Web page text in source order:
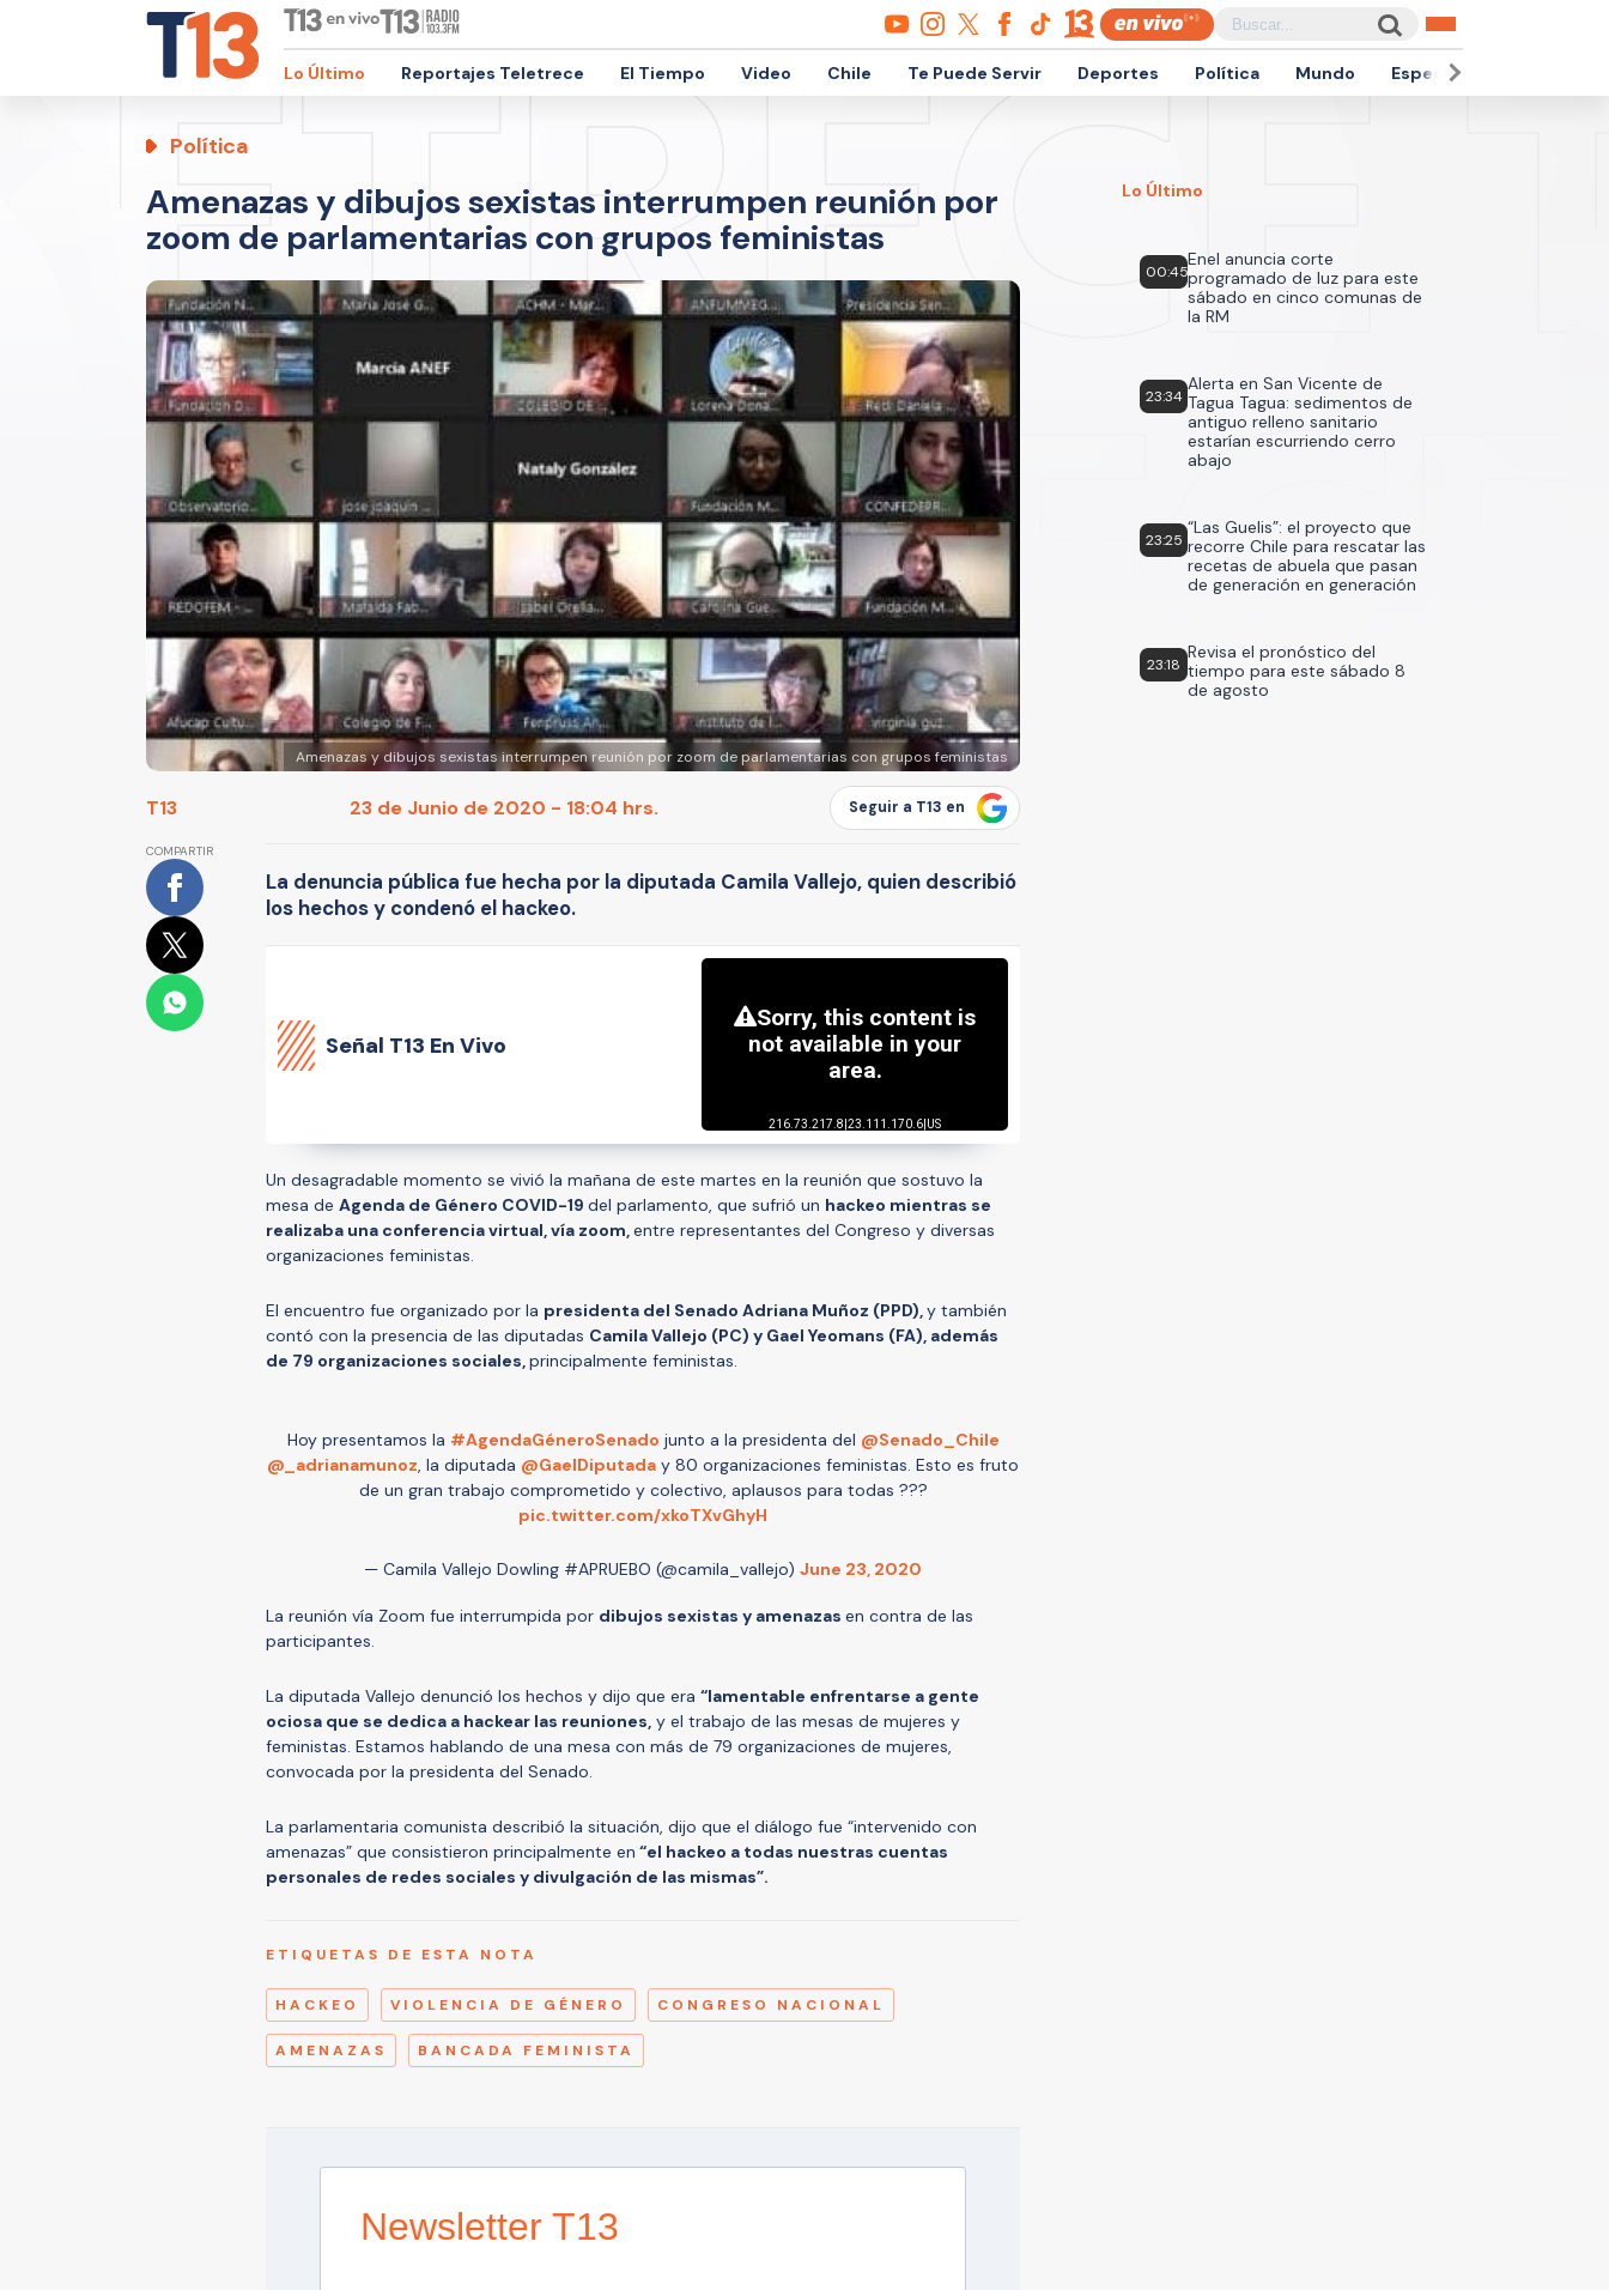
Lo Último Reportajes Teletrece El Tiempo Video Chile Te Puede Servir Deportes Política Mundo Espectáculos
Política
Amenazas y dibujos sexistas interrumpen reunión por
zoom de parlamentarias con grupos feministas
Amenazas y dibujos sexistas interrumpen reunión por zoom de parlamentarias con grupos feministas
T13 23 de Junio de 2020 - 18:04 hrs. Seguir a T13 en
COMPARTIR
La denuncia pública fue hecha por la diputada Camila Vallejo, quien describió
los hechos y condenó el hackeo.
Señal T13 En Vivo
Un desagradable momento se vivió la mañana de este martes en la reunión que sostuvo la
mesa de Agenda de Género COVID-19 del parlamento, que sufrió un hackeo mientras se
realizaba una conferencia virtual, vía zoom,entre representantes del Congreso y diversas
organizaciones feministas.
El encuentro fue organizado por la presidenta del Senado Adriana Muñoz (PPD),y también
contó con la presencia de las diputadas Camila Vallejo (PC) y Gael Yeomans (FA), además
de 79 organizaciones sociales,principalmente feministas.
Hoy presentamos la #AgendaGéneroSenado junto a la presidenta del @Senado_Chile
@_adrianamunoz, la diputada @GaelDiputada y 80 organizaciones feministas. Esto es fruto
de un gran trabajo comprometido y colectivo, aplausos para todas ???
pic.twitter.com/xkoTXvGhyH
— Camila Vallejo Dowling #APRUEBO (@camila_vallejo) June 23, 2020
La reunión vía Zoom fue interrumpida por dibujos sexistas y amenazas en contra de las
participantes.
La diputada Vallejo denunció los hechos y dijo que era “lamentable enfrentarse a gente
ociosa que se dedica a hackear las reuniones, y el trabajo de las mesas de mujeres y
feministas. Estamos hablando de una mesa con más de 79 organizaciones de mujeres,
convocada por la presidenta del Senado.
La parlamentaria comunista describió la situación, dijo que el diálogo fue “intervenido con
amenazas” que consistieron principalmente en “el hackeo a todas nuestras cuentas
personales de redes sociales y divulgación de las mismas”.
ETIQUETAS DE ESTA NOTA
HACKEO VIOLENCIA DE GÉNERO CONGRESO NACIONAL
AMENAZAS BANCADA FEMINISTA
Newsletter T13
Lo Último
00:45
Enel anuncia corte
programado de luz para este
sábado en cinco comunas de
la RM
23:34
Alerta en San Vicente de
Tagua Tagua: sedimentos de
antiguo relleno sanitario
estarían escurriendo cerro
abajo
23:25
“Las Guelis”: el proyecto que
recorre Chile para rescatar las
recetas de abuela que pasan
de generación en generación
23:18
Revisa el pronóstico del
tiempo para este sábado 8
de agosto